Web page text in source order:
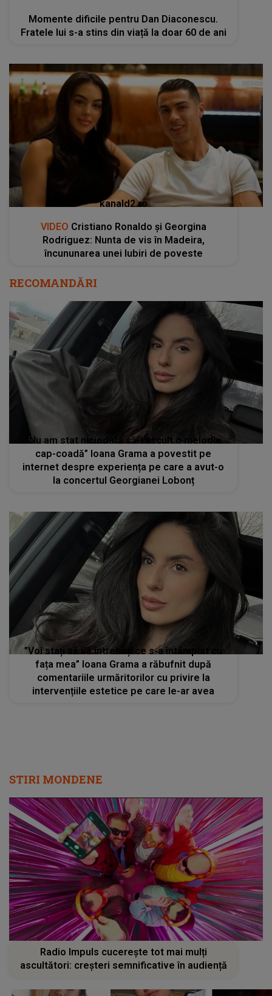
Momente dificile pentru Dan Diaconescu.
Fratele lui s-a stins din viață la doar 60 de ani
kanald2.ro
VIDEO Cristiano Ronaldo și Georgina
Rodriguez: Nunta de vis în Madeira,
încununarea unei Iubiri de poveste
RECOMANDĂRI
”Nu am stat niciodată să-i ascult o melodie
cap-coadă” Ioana Grama a povestit pe
internet despre experiența pe care a avut-o
la concertul Georgianei Lobonț
”Voi stați să vă întrebați ce s-a întâmplat cu
fața mea” Ioana Grama a răbufnit după
comentariile urmăritorilor cu privire la
intervențiile estetice pe care le-ar avea
STIRI MONDENE
Radio Impuls cucerește tot mai mulți
ascultători: creșteri semnificative în audiență